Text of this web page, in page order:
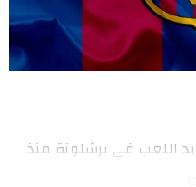
اللعب في برشلونة منذ